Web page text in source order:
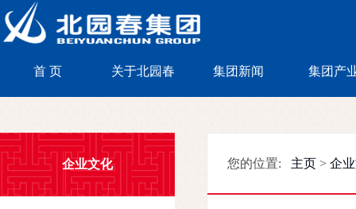
首 页 关于北园春 集团新闻 集团产
首 页 关于北园春 集团新闻 集团产
企业文化 您的位置: 主页 > 企